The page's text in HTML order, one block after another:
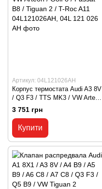
Артикул: 04L121026AH
Корпус термостата Audi A3 8V
/ Q3 F3 / TTS MK3 / VW Arteon
/ Golf 8 / Passat B8 / Tiguan 2 /
T-Roc A11 04L121026AH, 04L
121 026 AH
3 751 грн
Купити